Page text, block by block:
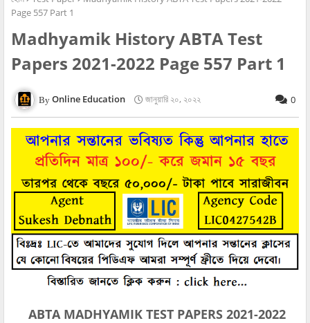
Page 557 Part 1
Madhyamik History ABTA Test
Papers 2021-2022 Page 557 Part 1
Online Education জানুয়ারি ২০, ২০২২ 0
ABTA MADHYAMIK TEST PAPERS 2021-2022